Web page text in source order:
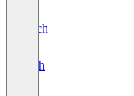
Deutsch
English